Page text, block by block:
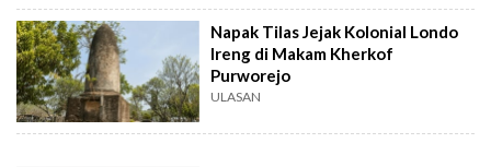
Napak Tilas Jejak Kolonial Londo
Ireng di Makam Kherkof
Purworejo
ULASAN